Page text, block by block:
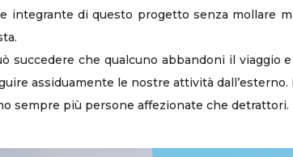
integrante di questo progetto senza mollare
succedere che qualcuno abbandoni il viaggio
assiduamente le nostre attività dall’esterno.
sempre più persone affezionate che detrattori.